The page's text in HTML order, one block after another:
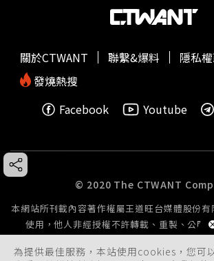
為提供最佳服務，本站使用cookies，您可
關於CTWANT 聯繫&爆料
隱私
發燒熱搜
Facebook
Youtube
© 2020 The CTWANT
本網站所刊載內容著作權屬王道旺台媒體股份
使用，他人非經授權不許轉載、重製、公開